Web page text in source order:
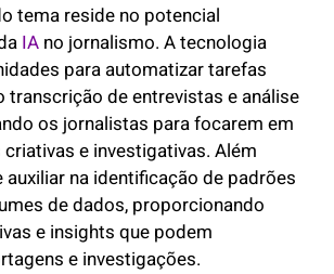
tema reside no potencial
IA no jornalismo. A tecnologia
para automatizar tarefas
transcrição de entrevistas e análise
os jornalistas para focarem em
e investigativas. Além
auxiliar na identificação de padrões
de dados, proporcionando
e insights que podem
e investigações.